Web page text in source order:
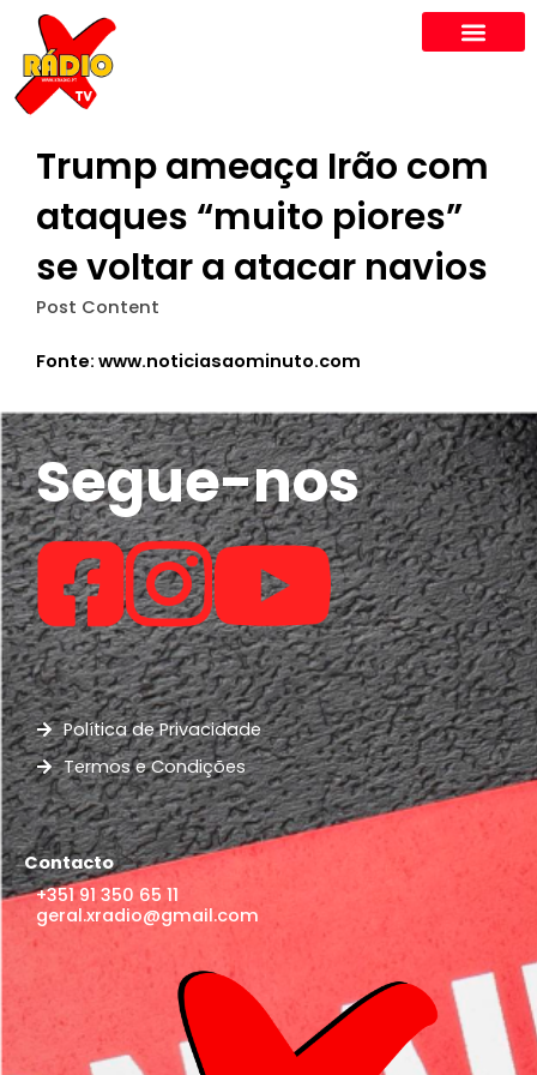
content
Trump ameaça Irão com
ataques “muito piores”
se voltar a atacar navios
Post Content
Fonte: www.noticiasaominuto.com
Segue-nos
Política de Privacidade
Termos e Condições
Contacto
+351 91 350 65 11
geral.xradio@gmail.com